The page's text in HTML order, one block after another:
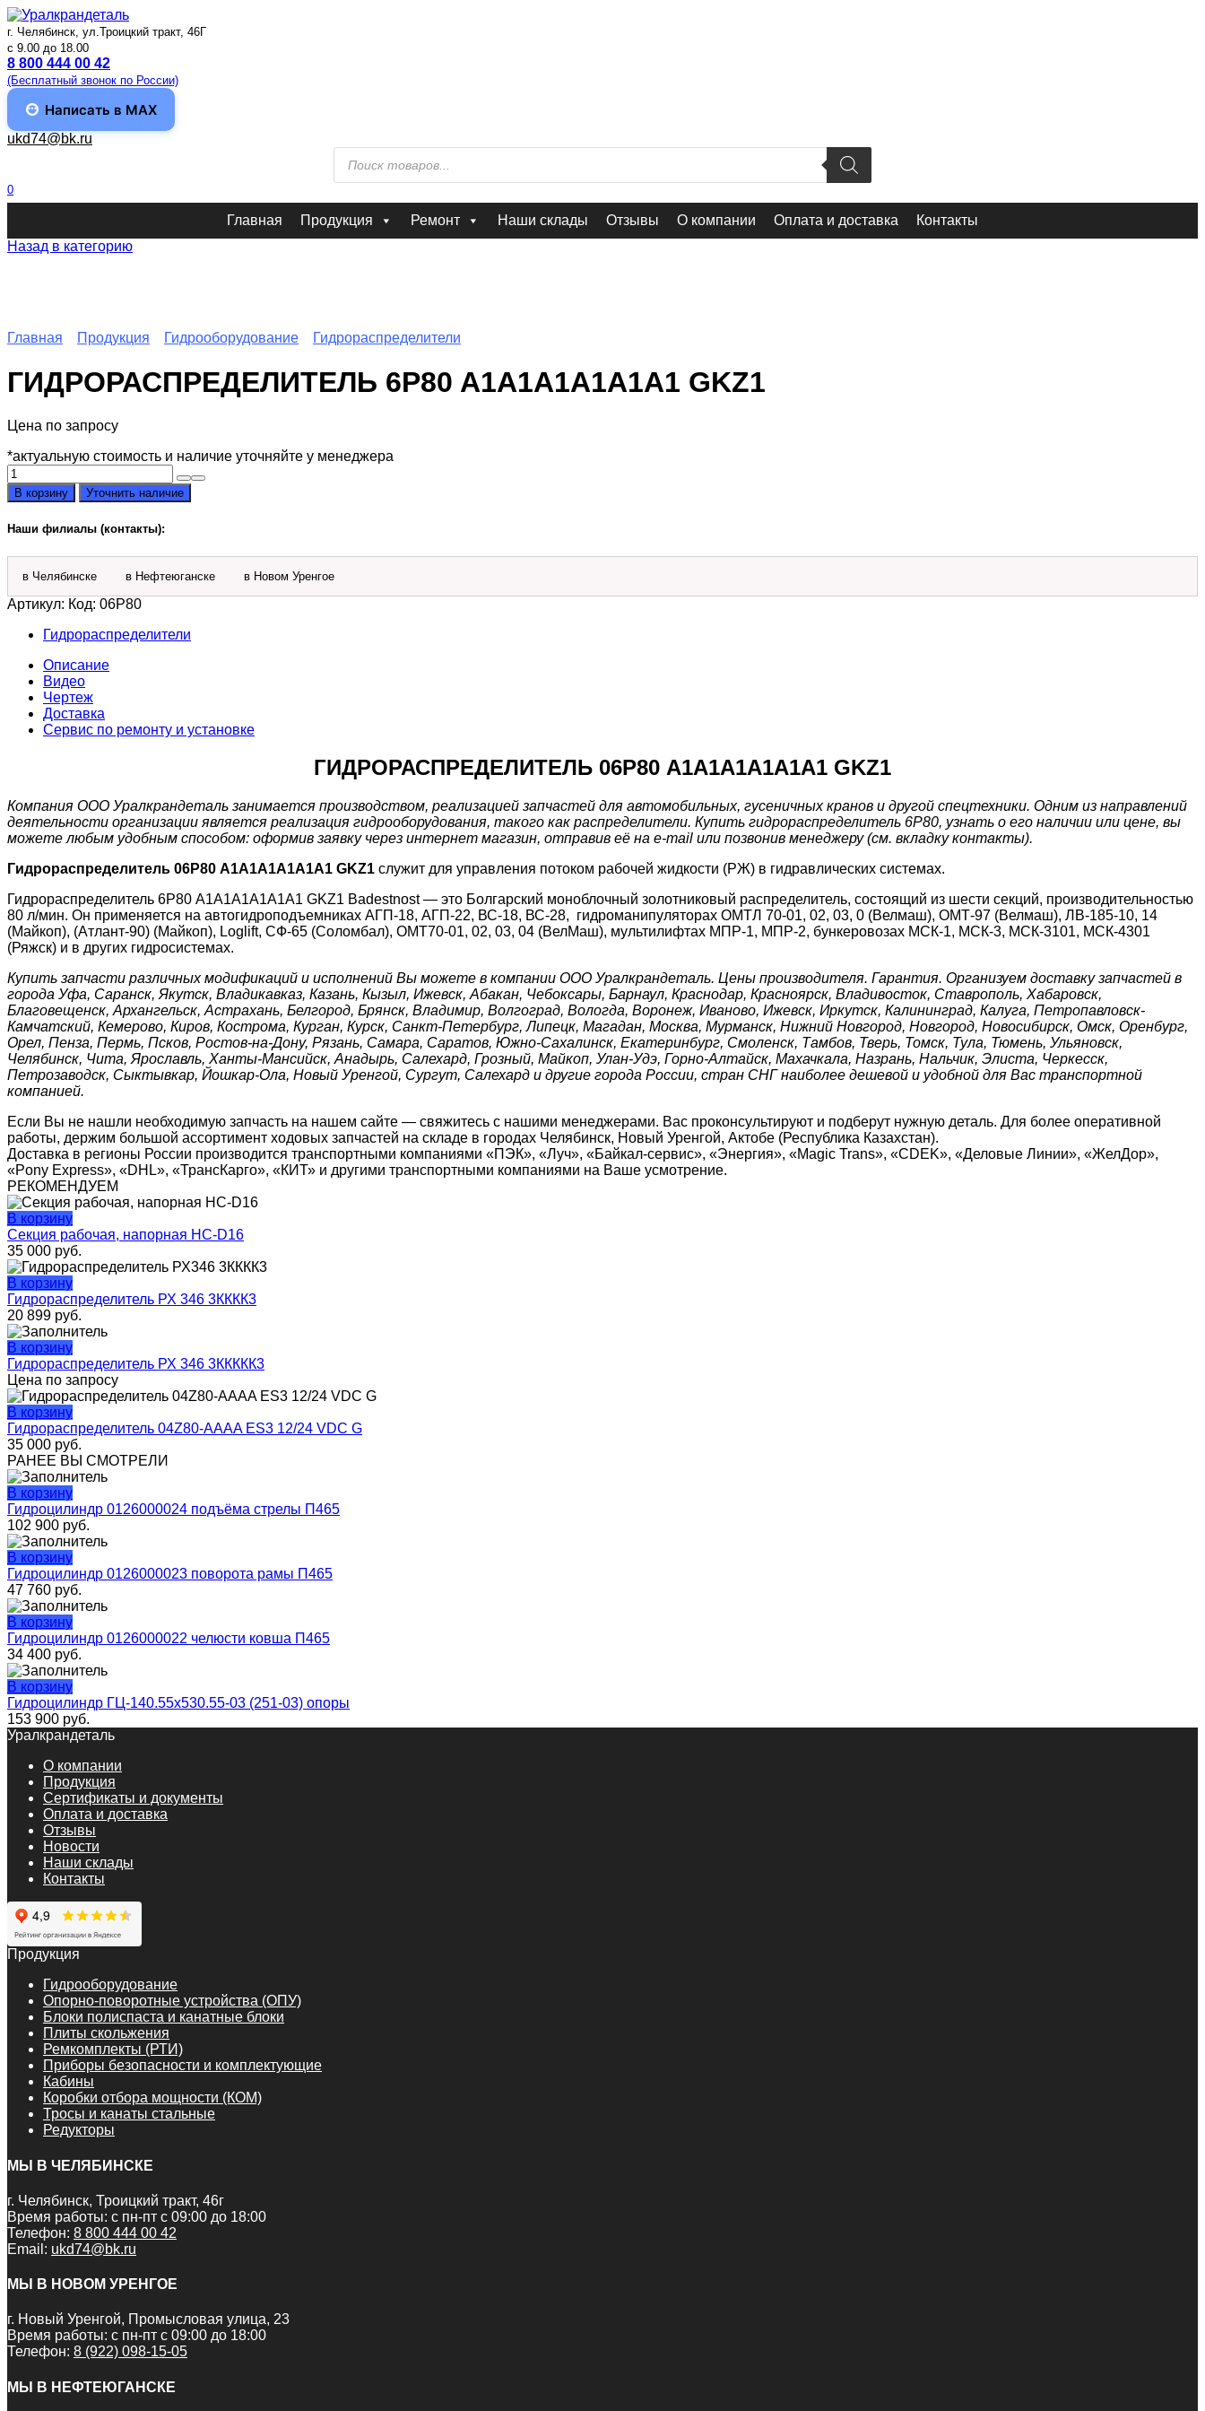
Перейти
к
содержанию
г. Челябинск, ул.Троицкий тракт, 46Г
c 9.00 до 18.00
8 800 444 00 42
(Бесплатный звонок по России)
Написать в MAX
ukd74@bk.ru
Поиск
товаров
0
Главная Продукция Ремонт Наши склады Отзывы О компании Оплата и доставка
Контакты
Назад в категорию
Главная Продукция Гидрооборудование Гидрораспределители
ГИДРОРАСПРЕДЕЛИТЕЛЬ 6P80 A1A1A1A1A1A1 GKZ1
Цена по запросу
*актуальную стоимость и наличие уточняйте у менеджера
Количество
товара
Гидрораспределитель
6P80
A1A1A1A1A1A1
GKZ1
В корзину Уточнить наличие
Наши филиалы (контакты):
в Челябинске в Нефтеюганске в Новом Уренгое
Артикул: Код: 06Р80
Гидрораспределители
Описание
Видео
Чертеж
Доставка
Сервис по ремонту и установке
ГИДРОРАСПРЕДЕЛИТЕЛЬ 06Р80 A1A1A1A1A1A1 GKZ1
Компания ООО Уралкрандеталь занимается производством, реализацией запчастей для автомобильных, гусеничных кранов и другой спецтехники. Одним из направлений
деятельности организации является реализация гидрооборудования, такого как распределители. Купить гидрораспределитель 6P80, узнать о его наличии или цене, вы
можете любым удобным способом: оформив заявку через интернет магазин, отправив её на e-mail или позвонив менеджеру (см. вкладку контакты).
Гидрораспределитель 06Р80 A1A1A1A1A1A1 GKZ1 служит для управления потоком рабочей жидкости (РЖ) в гидравлических системах.
Гидрораспределитель 6Р80 A1A1A1A1А1A1 GKZ1 Badestnost — это Болгарский моноблочный золотниковый распределитель, состоящий из шести секций, производительностью
80 л/мин. Он применяется на автогидроподъемниках АГП-18, АГП-22, ВС-18, ВС-28, гидроманипуляторах ОМТЛ 70-01, 02, 03, 0 (Велмаш), ОМТ-97 (Велмаш), ЛВ-185-10, 14
(Майкоп), (Атлант-90) (Майкоп), Loglift, СФ-65 (Соломбал), ОМТ70-01, 02, 03, 04 (ВелМаш), мультилифтах МПР-1, МПР-2, бункеровозах МСК-1, МСК-3, МСК-3101, МСК-4301
(Ряжск) и в других гидросистемах.
Купить запчасти различных модификаций и исполнений Вы можете в компании ООО Уралкрандеталь. Цены производителя. Гарантия. Организуем доставку запчастей в
города Уфа, Саранск, Якутск, Владикавказ, Казань, Кызыл, Ижевск, Абакан, Чебоксары, Барнаул, Краснодар, Красноярск, Владивосток, Ставрополь, Хабаровск,
Благовещенск, Архангельск, Астрахань, Белгород, Брянск, Владимир, Волгоград, Вологда, Воронеж, Иваново, Ижевск, Иркутск, Калининград, Калуга, Петропавловск-
Камчатский, Кемерово, Киров, Кострома, Курган, Курск, Санкт-Петербург, Липецк, Магадан, Москва, Мурманск, Нижний Новгород, Новгород, Новосибирск, Омск, Оренбург,
Орел, Пенза, Пермь, Псков, Ростов-на-Дону, Рязань, Самара, Саратов, Южно-Сахалинск, Екатеринбург, Смоленск, Тамбов, Тверь, Томск, Тула, Тюмень, Ульяновск,
Челябинск, Чита, Ярославль, Ханты-Мансийск, Анадырь, Салехард, Грозный, Майкоп, Улан-Удэ, Горно-Алтайск, Махачкала, Назрань, Нальчик, Элиста, Черкесск,
Петрозаводск, Сыктывкар, Йошкар-Ола, Новый Уренгой, Сургут, Салехард и другие города России, стран СНГ наиболее дешевой и удобной для Вас транспортной
компанией.
Если Вы не нашли необходимую запчасть на нашем сайте — свяжитесь с нашими менеджерами. Вас проконсультируют и подберут нужную деталь. Для более оперативной
работы, держим большой ассортимент ходовых запчастей на складе в городах Челябинск, Новый Уренгой, Актобе (Республика Казахстан).
Доставка в регионы России производится транспортными компаниями «ПЭК», «Луч», «Байкал-сервис», «Энергия», «Magic Trans», «CDEK», «Деловые Линии», «ЖелДор»,
«Pony Express», «DHL», «ТрансКарго», «КИТ» и другими транспортными компаниями на Ваше усмотрение.
РЕКОМЕНДУЕМ
В корзину
Секция рабочая, напорная HС-D16
35 000 руб.
В корзину
Гидрораспределитель РХ 346 3КККК3
20 899 руб.
В корзину
Гидрораспределитель РХ 346 3ККККК3
Цена по запросу
В корзину
Гидрораспределитель 04Z80-АAAA ES3 12/24 VDC G
35 000 руб.
РАНЕЕ ВЫ СМОТРЕЛИ
В корзину
Гидроцилиндр 0126000024 подъёма стрелы П465
102 900 руб.
В корзину
Гидроцилиндр 0126000023 поворота рамы П465
47 760 руб.
В корзину
Гидроцилиндр 0126000022 челюсти ковша П465
34 400 руб.
В корзину
Гидроцилиндр ГЦ-140.55х530.55-03 (251-03) опоры
153 900 руб.
Уралкрандеталь
О компании
Продукция
Сертификаты и документы
Оплата и доставка
Отзывы
Новости
Наши склады
Контакты
Продукция
Гидрооборудование
Опорно-поворотные устройства (ОПУ)
Блоки полиспаста и канатные блоки
Плиты скольжения
Ремкомплекты (РТИ)
Приборы безопасности и комплектующие
Кабины
Коробки отбора мощности (КОМ)
Тросы и канаты стальные
Редукторы
МЫ В ЧЕЛЯБИНСКЕ
г. Челябинск, Троицкий тракт, 46г
Время работы: с пн-пт с 09:00 до 18:00
Телефон: 8 800 444 00 42
Email: ukd74@bk.ru
МЫ В НОВОМ УРЕНГОЕ
г. Новый Уренгой, Промысловая улица, 23
Время работы: с пн-пт с 09:00 до 18:00
Телефон: 8 (922) 098-15-05
МЫ В НЕФТЕЮГАНСКЕ